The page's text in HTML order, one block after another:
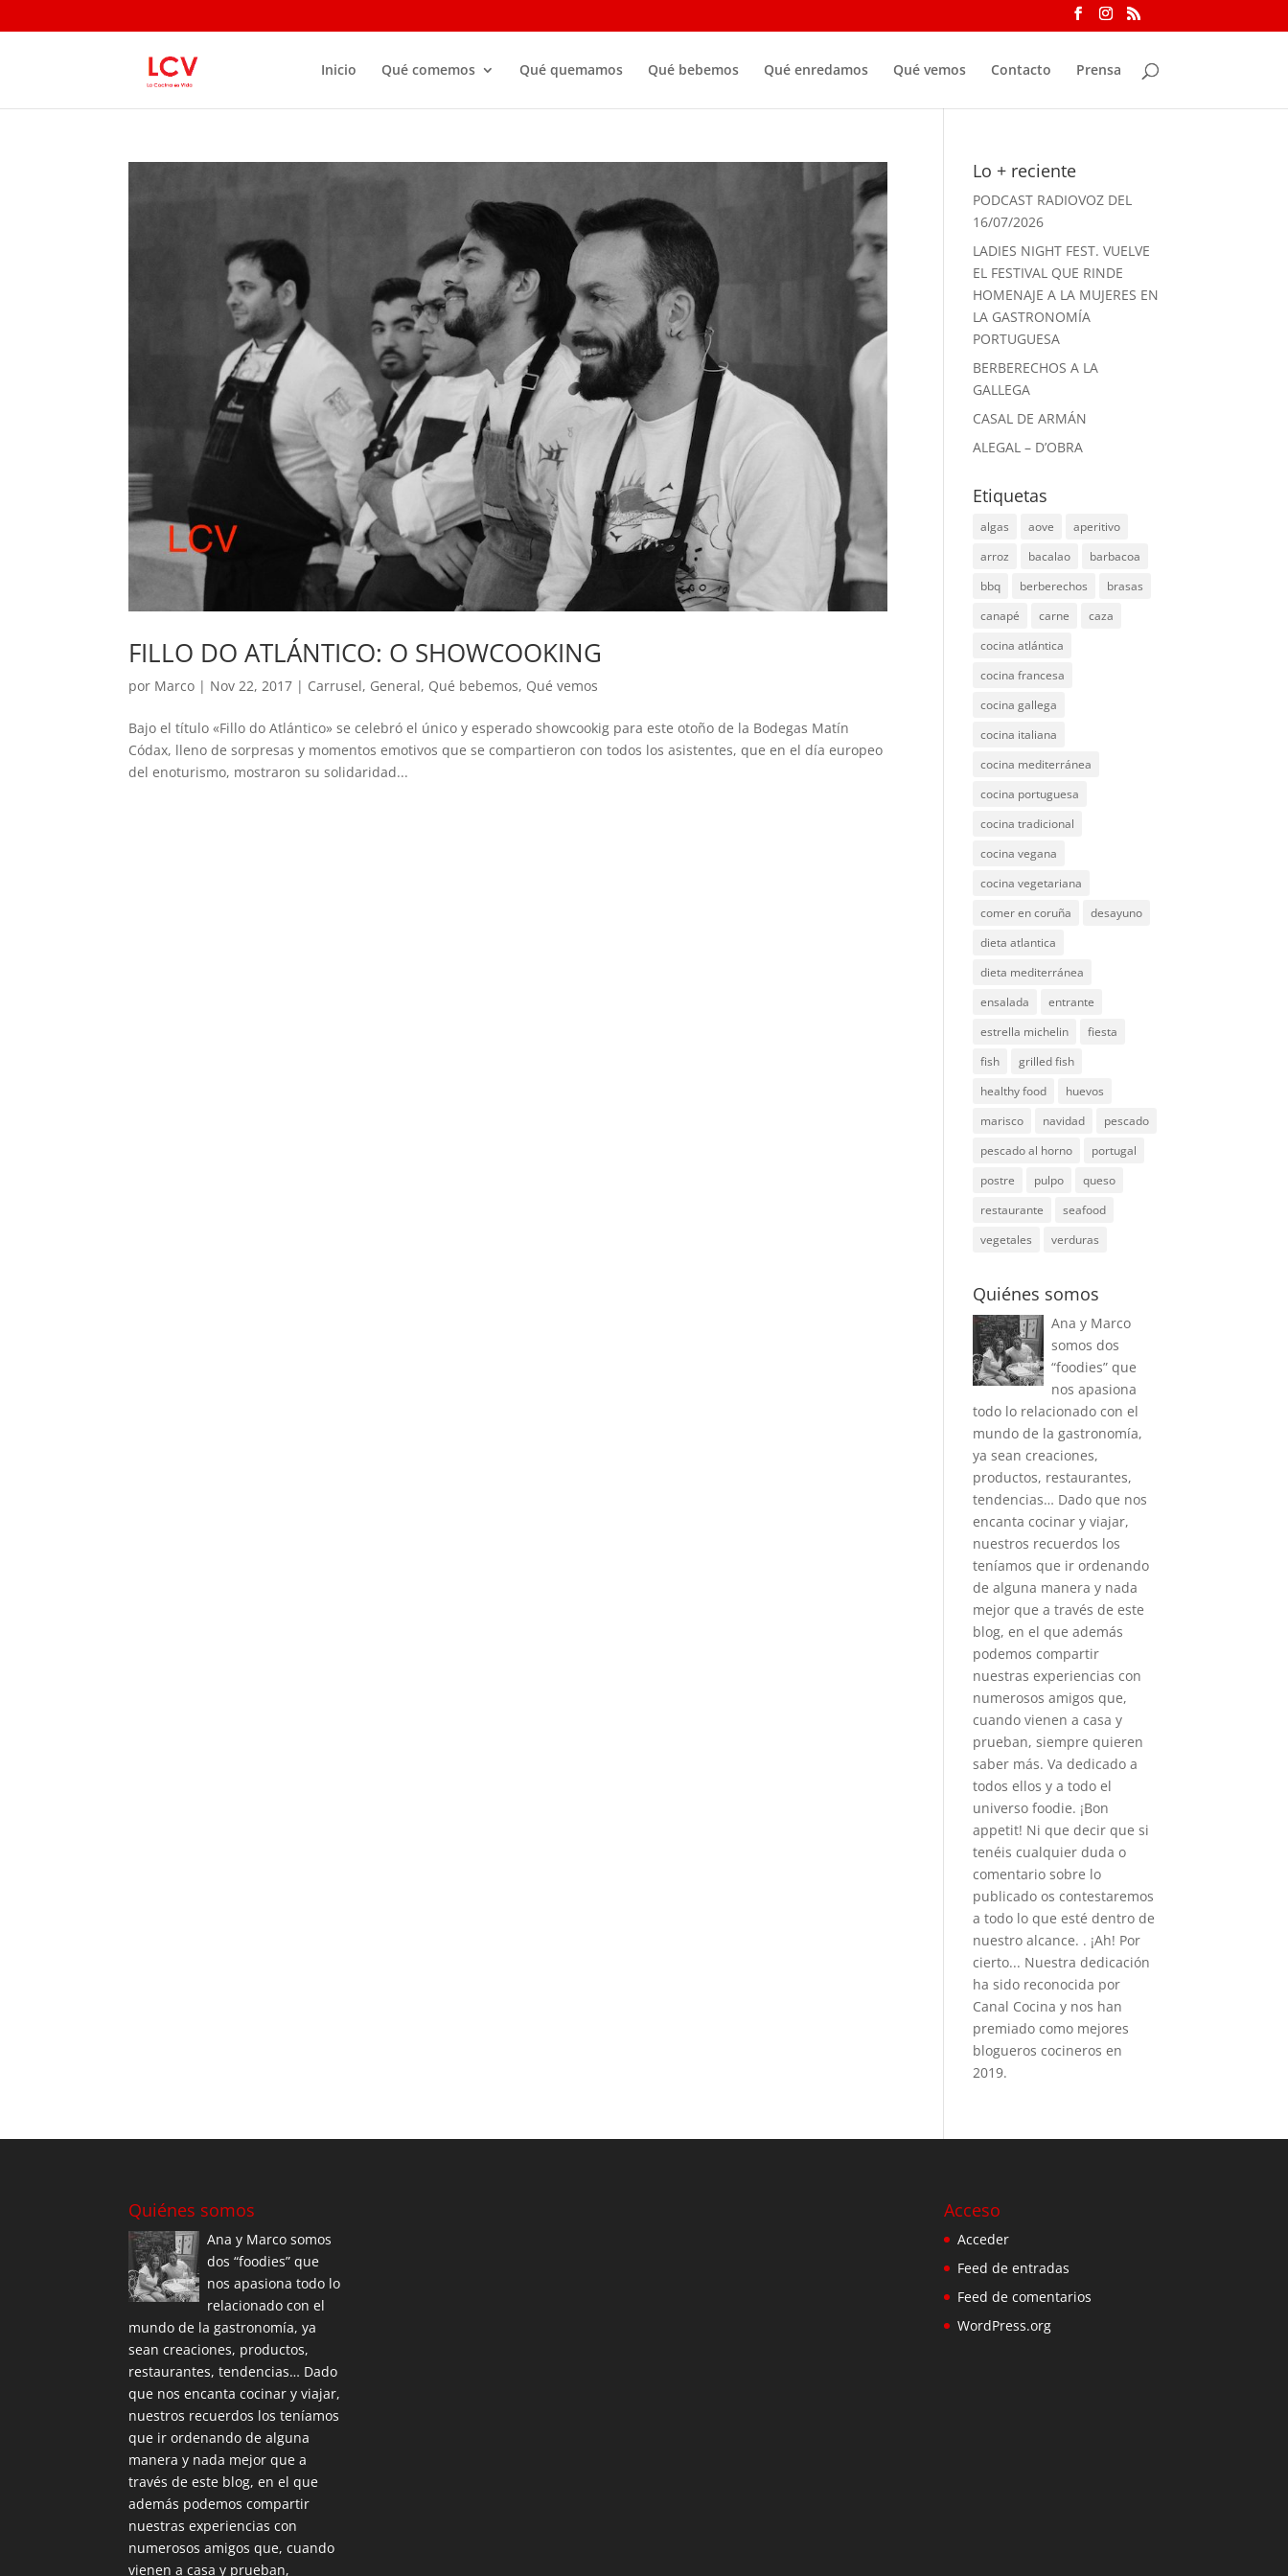
Inicio Qué comemos Qué quemamos Qué bebemos Qué enredamos Qué vemos Contacto Prensa
FILLO DO ATLÁNTICO: O SHOWCOOKING
por Marco | Nov 22, 2017 | Carrusel, General, Qué bebemos, Qué vemos
Bajo el título «Fillo do Atlántico» se celebró el único y esperado showcookig para este otoño de la Bodegas Matín
Códax, lleno de sorpresas y momentos emotivos que se compartieron con todos los asistentes, que en el día europeo
del enoturismo, mostraron su solidaridad...
Lo + reciente
PODCAST RADIOVOZ DEL
16/07/2026
LADIES NIGHT FEST. VUELVE
EL FESTIVAL QUE RINDE
HOMENAJE A LA MUJERES EN
LA GASTRONOMÍA
PORTUGUESA
BERBERECHOS A LA
GALLEGA
CASAL DE ARMÁN
ALEGAL – D’OBRA
Etiquetas
algas aove
aperitivo
arroz
bacalao
barbacoa
bbq
berberechos
brasas
canapé
carne
caza
cocina atlántica
cocina francesa
cocina gallega
cocina italiana
cocina mediterránea
cocina portuguesa
cocina tradicional
cocina vegana
cocina vegetariana
comer en coruña
desayuno
dieta atlantica
dieta mediterránea
ensalada
entrante
estrella michelin
fiesta
fish
grilled fish
healthy food
huevos
marisco
navidad
pescado
pescado al horno
portugal
postre
pulpo
queso
restaurante
seafood
vegetales
verduras
Quiénes somos
Ana y Marco
somos dos
“foodies” que
nos apasiona
todo lo relacionado con el
mundo de la gastronomía,
ya sean creaciones,
productos, restaurantes,
tendencias… Dado que nos
encanta cocinar y viajar,
nuestros recuerdos los
teníamos que ir ordenando
de alguna manera y nada
mejor que a través de este
blog, en el que además
podemos compartir
nuestras experiencias con
numerosos amigos que,
cuando vienen a casa y
prueban, siempre quieren
saber más. Va dedicado a
todos ellos y a todo el
universo foodie. ¡Bon
appetit! Ni que decir que si
tenéis cualquier duda o
comentario sobre lo
publicado os contestaremos
a todo lo que esté dentro de
nuestro alcance. . ¡Ah! Por
cierto... Nuestra dedicación
ha sido reconocida por
Canal Cocina y nos han
premiado como mejores
blogueros cocineros en
2019.
Quiénes somos
Ana y Marco somos
dos “foodies” que
nos apasiona todo lo
relacionado con el
mundo de la gastronomía, ya
sean creaciones, productos,
restaurantes, tendencias… Dado
que nos encanta cocinar y viajar,
nuestros recuerdos los teníamos
que ir ordenando de alguna
manera y nada mejor que a
través de este blog, en el que
además podemos compartir
nuestras experiencias con
numerosos amigos que, cuando
vienen a casa y prueban,
Acceso
Acceder
Feed de entradas
Feed de comentarios
WordPress.org